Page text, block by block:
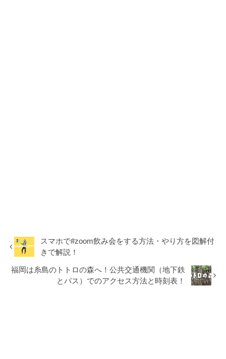
スマホで#zoom飲み会をする方法・やり方を図解付
きで解説！
福岡は糸島のトトロの森へ！公共交通機関（地下鉄
とバス）でのアクセス方法と時刻表！